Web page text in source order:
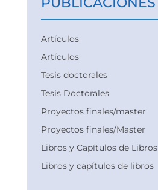
Artículos
Artículos
Tesis doctorales
Tesis Doctorales
Proyectos finales/master
Proyectos finales/Master
Libros y Capítulos de Libros
Libros y capítulos de libros